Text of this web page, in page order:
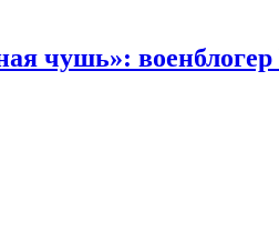
чушь»: